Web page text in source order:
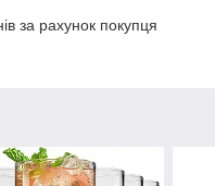
за рахунок покупця